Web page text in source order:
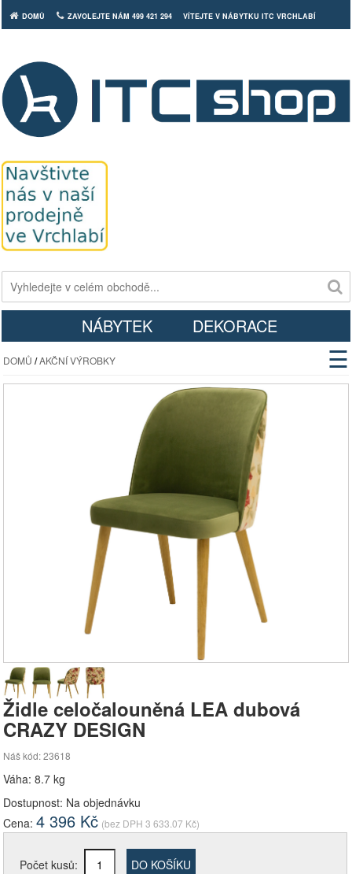
DOMŮ ZAVOLEJTE NÁM 499 421 294 VÍTEJTE V NÁBYTKU ITC VRCHLABÍ
NÁBYTEK DEKORACE
DOMŮ /AKČNÍ VÝROBKY ☰
Židle celočalouněná LEA dubová
CRAZY DESIGN
Náš kód: 23618
Váha: 8.7 kg
Dostupnost: Na objednávku
Cena: 4 396 Kč (bez DPH 3 633.07 Kč)
Počet kusů: DO KOŠÍKU